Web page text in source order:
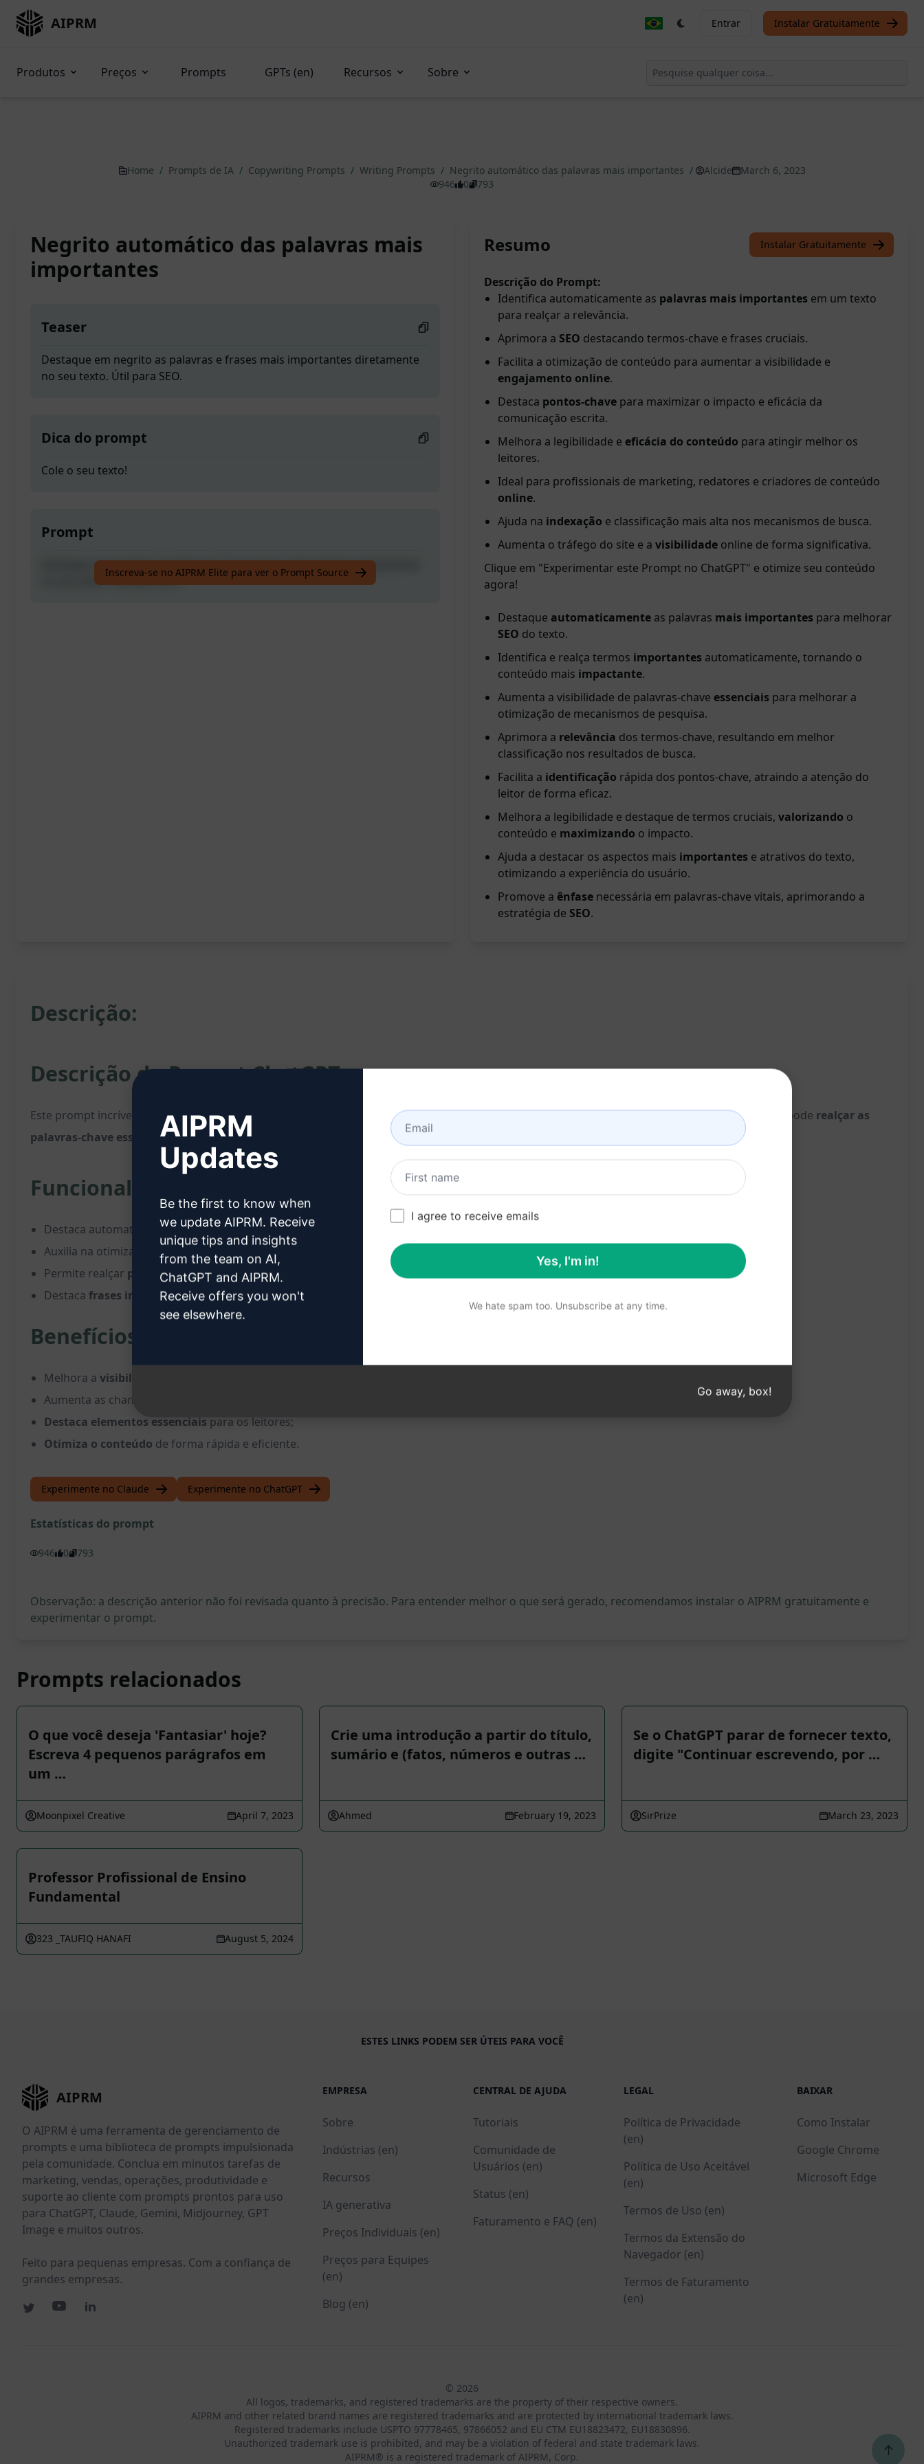
AIPRM Entrar Instalar Gratuitamente
Produtos Preços Prompts GPTs (en) Recursos Sobre
Home / Prompts de IA / Copywriting Prompts / Writing Prompts / Negrito automático das palavras mais importantes / Alcide
March 6, 2023
946
0 793
Negrito automático das palavras mais
importantes
Teaser
Destaque em negrito as palavras e frases mais importantes diretamente
no seu texto. Útil para SEO.
Dica do prompt
Cole o seu texto!
Prompt
Destaque em negrito as palavras e frases mais importantes diretamente
no seu texto. Útil para SEO.
Inscreva-se no AIPRM Elite para ver o Prompt Source
Resumo Instalar Gratuitamente
Descrição do Prompt:
Identifica automaticamente as palavras mais importantes em um texto
para realçar a relevância.
Aprimora a SEO destacando termos-chave e frases cruciais.
Facilita a otimização de conteúdo para aumentar a visibilidade e
engajamento online.
Destaca pontos-chave para maximizar o impacto e eficácia da
comunicação escrita.
Melhora a legibilidade e eficácia do conteúdo para atingir melhor os
leitores.
Ideal para profissionais de marketing, redatores e criadores de conteúdo
online.
Ajuda na indexação e classificação mais alta nos mecanismos de busca.
Aumenta o tráfego do site e a visibilidade online de forma significativa.
Clique em "Experimentar este Prompt no ChatGPT" e otimize seu conteúdo
agora!
Destaque automaticamente as palavras mais importantes para melhorar
SEO do texto.
Identifica e realça termos importantes automaticamente, tornando o
conteúdo mais impactante.
Aumenta a visibilidade de palavras-chave essenciais para melhorar a
otimização de mecanismos de pesquisa.
Aprimora a relevância dos termos-chave, resultando em melhor
classificação nos resultados de busca.
Facilita a identificação rápida dos pontos-chave, atraindo a atenção do
leitor de forma eficaz.
Melhora a legibilidade e destaque de termos cruciais, valorizando o
conteúdo e maximizando o impacto.
Ajuda a destacar os aspectos mais importantes e atrativos do texto,
otimizando a experiência do usuário.
Promove a ênfase necessária em palavras-chave vitais, aprimorando a
estratégia de SEO.
Descrição:
Descrição do Prompt ChatGPT:
Este prompt incrível destaca automaticamente as palavras mais importantesem um texto inserido. Ao utilizar essa func funcionalidade, você pode realçar as
palavras-chave essenciais e frases impactantes
, tornando o conteúdo mais atrativo e otimizado para mecanismos de busca.
Funcionalidades:
Destaca automaticamente aspalavras mais importantes
Auxilia na otimização de conteúdo para
SEO;
Permite realçar palavras-chave essenciais;
Destaca frases impactantesde forma automática.
Benefícios:
Melhora a visibilidade online
Aumenta as chances de
Destaca elementos essenciais para os leitores;
Otimiza o conteúdo de forma rápida e eficiente.
Experimente no Claude Experimente no ChatGPT
Estatísticas do prompt
946 0 793
Observação: a descrição anterior não foi revisada quanto à precisão. Para entender melhor o que será gerado, recomendamos instalar o AIPRM gratuitamente e
experimentar o prompt.
Prompts relacionados
O que você deseja 'Fantasiar' hoje?
Escreva 4 pequenos parágrafos em
um …
Moonpixel Creative April 7, 2023
Crie uma introdução a partir do título,
sumário e (fatos, números e outras …
Ahmed February 19, 2023
Se o ChatGPT parar de fornecer texto,
digite "Continuar escrevendo, por …
SirPrize March 23, 2023
Professor Profissional de Ensino
Fundamental
323 _TAUFIQ HANAFI August 5, 2024
ESTES LINKS PODEM SER ÚTEIS PARA VOCÊ
AIPRM
O AIPRM é uma ferramenta de gerenciamento de
prompts e uma biblioteca de prompts impulsionada
pela comunidade. Conclua em minutos tarefas de
marketing, vendas, operações, produtividade e
suporte ao cliente com prompts prontos para uso
para ChatGPT, Claude, Gemini, Midjourney, GPT
Image e muitos outros.
Feito para pequenas empresas. Com a confiança de
grandes empresas.
EMPRESA
Sobre
Indústrias (en)
Recursos
IA generativa
Preços Individuais (en)
Preços para Equipes
(en)
Blog (en)
CENTRAL DE AJUDA
Tutoriais
Comunidade de
Usuários (en)
Status (en)
Faturamento e FAQ (en)
LEGAL
Política de Privacidade
(en)
Política de Uso Aceitável
(en)
Termos de Uso (en)
Termos da Extensão do
Navegador (en)
Termos de Faturamento
(en)
BAIXAR
Como Instalar
Google Chrome
Microsoft Edge
© 2026
All logos, trademarks, and registered trademarks are the property of their respective owners.
AIPRM and other related brand names are registered trademarks and are protected by international trademark laws.
Registered trademarks include USPTO 97778465, 97866052 and EU CTM EU18823472, EU18830896.
Unauthorized trademark use is prohibited, and may be a violation of federal and state trademark laws.
AIPRM® is a registered trademark of AIPRM, Corp.
↑
AIPRM
Updates
Be the first to know when
we update AIPRM. Receive
unique tips and insights
from the team on AI,
ChatGPT and AIPRM.
Receive offers you won't
see elsewhere.
I agree to receive emails
Yes, I'm in!
We hate spam too. Unsubscribe at any time.
Go away, box!